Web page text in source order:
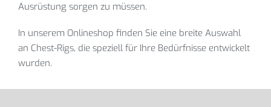
Ausrüstung sorgen zu müssen.
In unserem Onlineshop finden Sie eine breite Auswahl
an Chest-Rigs, die speziell für Ihre Bedürfnisse entwickelt
wurden.